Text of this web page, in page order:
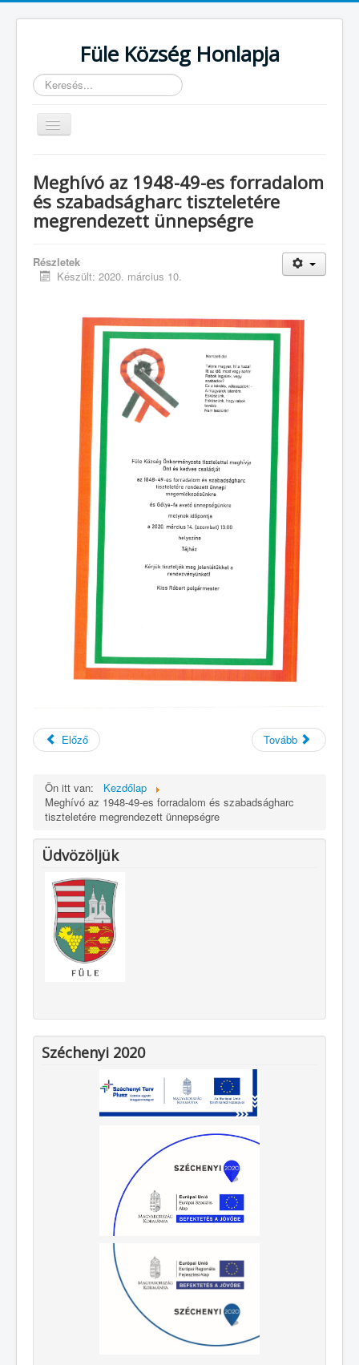
Füle Község Honlapja
Keresés...
Navigáció
váltása
TELEPÜLÉSÜNK
ÖNKORMÁNYZAT
HIVATAL
INTÉZMÉNYEK
Hirdetmények
Egészségügy
E-ügyintézés
Választás
Terembérlés
Elérhetőségek
Szabályzatok
Meghívó az 1948-49-es forradalom
és szabadságharc tiszteletére
megrendezett ünnepségre
Részletek
Készült: 2020. március 10.
Előző Tovább
Ön itt van:
Kezdőlap
Meghívó az 1948-49-es forradalom és szabadságharc
tiszteletére megrendezett ünnepségre
Üdvözöljük
Széchenyi 2020